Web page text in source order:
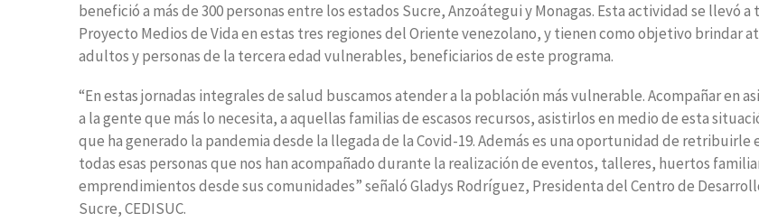
benefició a más de 300 personas entre los estados Sucre, Anzoátegui y Monagas. Esta actividad se llevó a
Proyecto Medios de Vida en estas tres regiones del Oriente venezolano, y tienen como objetivo brindar
adultos y personas de la tercera edad vulnerables, beneficiarios de este programa.
“En estas jornadas integrales de salud buscamos atender a la población más vulnerable. Acompañar en
a la gente que más lo necesita, a aquellas familias de escasos recursos, asistirlos en medio de esta
que ha generado la pandemia desde la llegada de la Covid-19. Además es una oportunidad de retribuirle
todas esas personas que nos han acompañado durante la realización de eventos, talleres, huertos
emprendimientos desde sus comunidades” señaló Gladys Rodríguez, Presidenta del Centro de
Sucre, CEDISUC.